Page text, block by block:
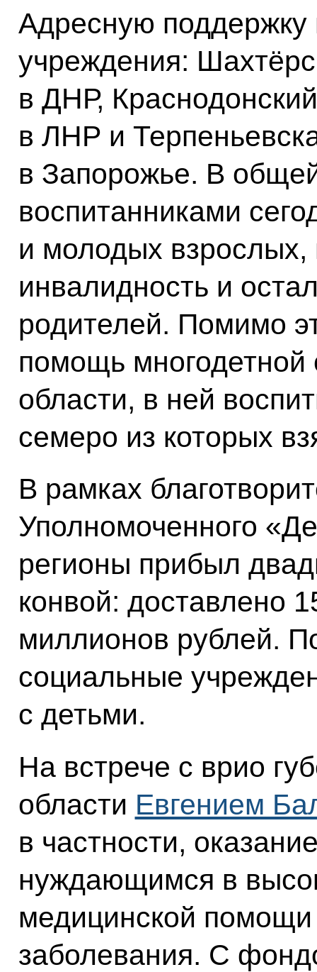
Адресную поддержку
учреждения:
в ДНР,
в ЛНР и
в Запорожье. В
воспитанниками
и молодых взрослых,
инвалидность и
родителей. Помимо
помощь многодетной
области, в ней
семеро из которых
В рамках
Уполномоченного
регионы прибыл
конвой: доставлено
миллионов рублей.
социальные
с детьми.
На встрече с врио
области Евгением
в частности,
нуждающимся в
медицинской
заболевания. С